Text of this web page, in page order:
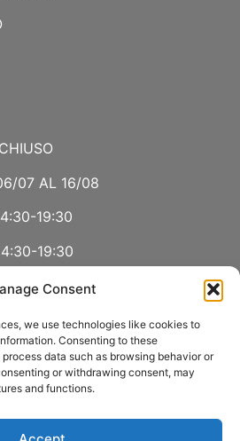
Consent
we use technologies like cookies to
Consenting to these
data such as browsing behavior or
or withdrawing consent, may
and functions.
07 AL 16/08
19:30
19:30
DOMENICA 16 AGOSTO: CHIUSO
E AGOSTO
19:00